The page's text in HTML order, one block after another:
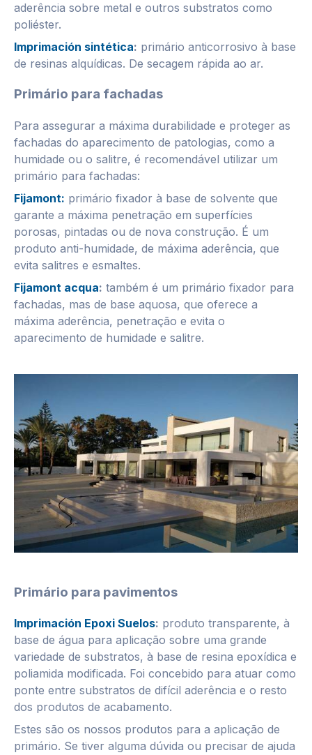
aderência sobre metal e outros substratos como
poliéster.
Imprimación sintética: primário anticorrosivo à base
de resinas alquídicas. De secagem rápida ao ar.
Primário para fachadas
Para assegurar a máxima durabilidade e proteger as
fachadas do aparecimento de patologias, como a
humidade ou o salitre, é recomendável utilizar um
primário para fachadas:
Fijamont: primário fixador à base de solvente que
garante a máxima penetração em superfícies
porosas, pintadas ou de nova construção. É um
produto anti-humidade, de máxima aderência, que
evita salitres e esmaltes.
Fijamont acqua: também é um primário fixador para
fachadas, mas de base aquosa, que oferece a
máxima aderência, penetração e evita o
aparecimento de humidade e salitre.
Primário para pavimentos
Imprimación Epoxi Suelos: produto transparente, à
base de água para aplicação sobre uma grande
variedade de substratos, à base de resina epoxídica e
poliamida modificada. Foi concebido para atuar como
ponte entre substratos de difícil aderência e o resto
dos produtos de acabamento.
Estes são os nossos produtos para a aplicação de
primário. Se tiver alguma dúvida ou precisar de ajuda